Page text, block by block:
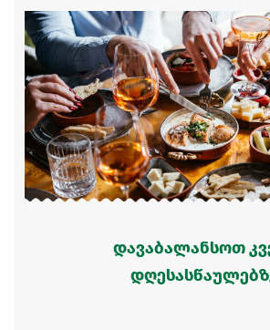
დავაბალანსოთ